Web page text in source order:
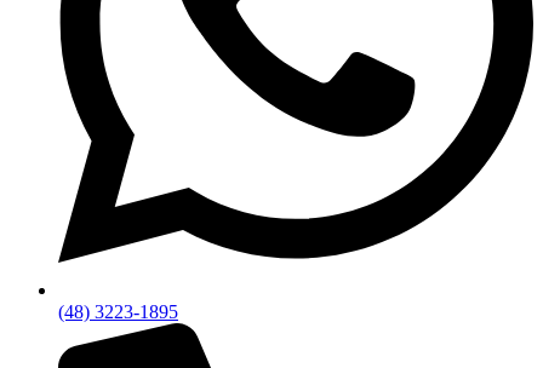
(48) 3223-1895